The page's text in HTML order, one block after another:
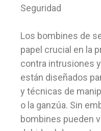
Seguridad
Los bombines de
papel crucial en la
contra intrusiones
están diseñados
y técnicas de
o la ganzúa. Sin
bombines pueden